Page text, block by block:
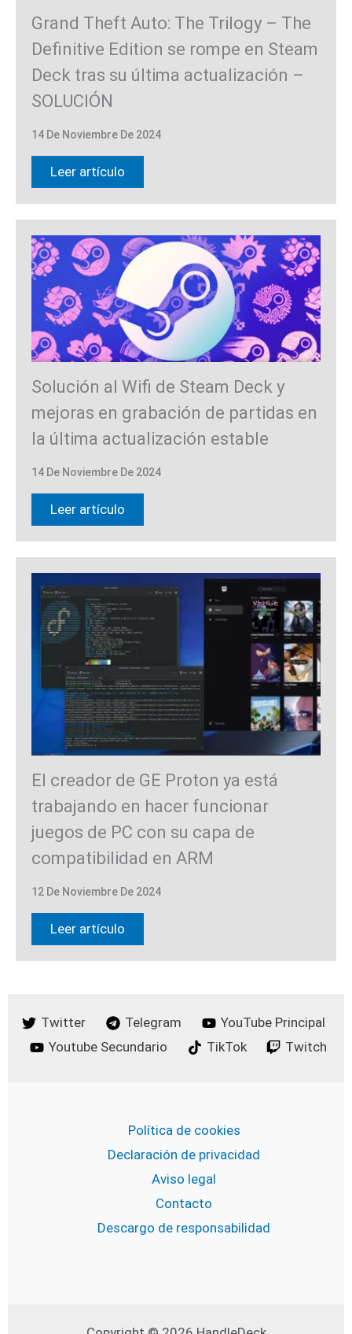
Grand Theft Auto: The Trilogy – The
Definitive Edition se rompe en Steam
Deck tras su última actualización –
SOLUCIÓN
14 De Noviembre De 2024
Leer artículo
Solución al Wifi de Steam Deck y
mejoras en grabación de partidas en
la última actualización estable
14 De Noviembre De 2024
Leer artículo
El creador de GE Proton ya está
trabajando en hacer funcionar
juegos de PC con su capa de
compatibilidad en ARM
12 De Noviembre De 2024
Leer artículo
Twitter Telegram
YouTube Principal
Youtube Secundario
TikTok Twitch
Política de cookies
Declaración de privacidad
Aviso legal
Contacto
Descargo de responsabilidad